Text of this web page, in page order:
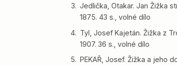
Jedlička, Otakar. Jan Žižka
1875. 43 s., volné dílo
Tyl, Josef Kajetán. Žižka z
1907. 36 s., volné dílo
PEKAŘ, Josef. Žižka a jeho